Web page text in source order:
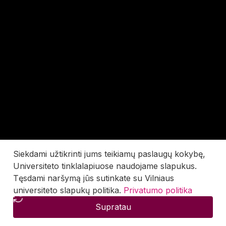
Siekdami užtikrinti jums teikiamų paslaugų kokybę,
Universiteto tinklalapiuose naudojame slapukus.
Tęsdami naršymą jūs sutinkate su Vilniaus
universiteto slapukų politika. Privatumo politika
Supratau